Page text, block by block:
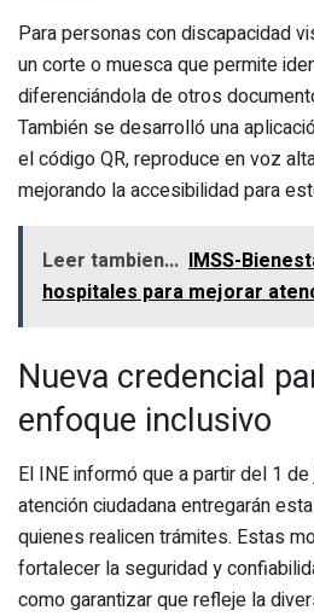
Para personas con discapacidad
un corte o muesca que permite
diferenciándola de otros
También se desarrolló una
el código QR, reproduce en voz
mejorando la accesibilidad para
Leer tambien... IMSS-
hospitales para mejorar
Nueva credencial
enfoque inclusivo
El INE informó que a partir del 1
atención ciudadana entregarán
quienes realicen trámites. Estas
fortalecer la seguridad y
como garantizar que refleje la